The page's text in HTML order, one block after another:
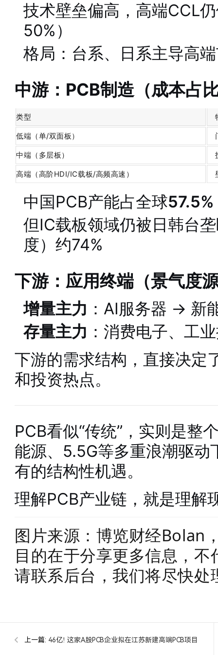
技术壁垒偏高，高端CCL
50%）
格局：台系、日系主导高
中游：PCB制造（成本占
类型
低端（单/双面板）
中端（多层板）
高端（高阶HDI/IC载板/高频高速）
中国PCB产能占全球57.5%
但IC载板领域仍被日韩台
度）约74%
下游：应用终端（景气度
增量主力 ：AI服务器 → 新
存量主力 ：消费电子、工
下游的需求结构，直接决定
和投资热点。
PCB看似“传统”，实则是整
能源、5.5G等多重浪潮驱动
有的结构性机遇。
理解PCB产业链，就是理解
图片来源：博览财经Bolan
目的在于分享更多信息，
请联系后台，我们将尽快处
上一篇: 46亿! 这家A股PCB企业拟在江苏新建高端PCB项目